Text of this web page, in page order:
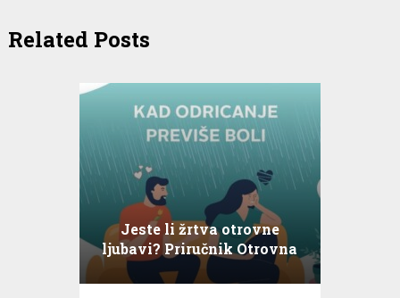
Related Posts
Jeste li žrtva otrovne
ljubavi? Priručnik Otrovna
ljubav